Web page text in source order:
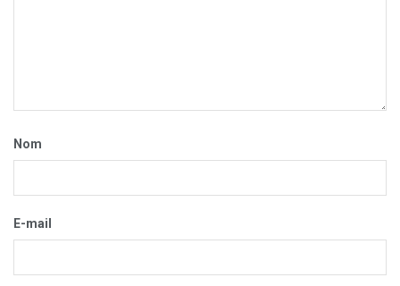
Nom
E-mail